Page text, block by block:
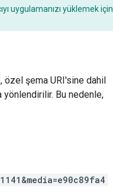
uygulamanızı yüklemek için
, özel şema URI'sine dahil
yönlendirilir. Bu nedenle,